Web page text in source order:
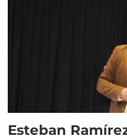
Esteban